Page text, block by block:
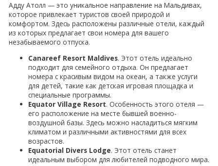
Адду Атолл — это уникальное направление на Мальдивах,
которое привлекает туристов своей природой и
комфортом. Здесь расположены различные отели, каждый
из которых предлагает свои номера для вашего
незабываемого отпуска.
Canareef Resort Maldives. Этот отель идеально
подходит для семейного отдыха. Он предлагает
номера с красивым видом на океан, а также услуги
для детей, такие как детская игровая площадка и
специальные программы.
Equator Village Resort. Особенность этого отеля —
его расположение на месте бывшей военно-
воздушной базы. Здесь можно насладиться мягким
климатом и различными активностями для всех
возрастов.
Equatorial Divers Lodge. Этот отель станет
идеальным выбором для любителей подводного мира.